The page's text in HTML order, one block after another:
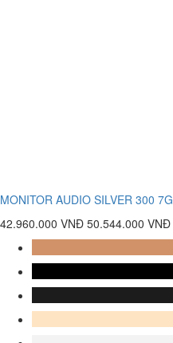
MONITOR AUDIO SILVER 300 7G
42.960.000 VNĐ 50.544.000 VNĐ